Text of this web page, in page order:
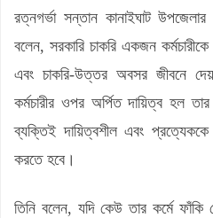
রত্নগর্ভা সন্তান কানাইঘাট
বলেন, সরকারি চাকরি একজন কর্মচারীকে
এবং চাকরি-উত্তর অবসর জীবনে
কর্মচারীর ওপর অর্পিত দায়িত্ব হল
ব্যক্তিই দায়িত্বশীল এবং প্রত্যেককে
করতে হবে।
তিনি বলেন, যদি কেউ তার কর্মে